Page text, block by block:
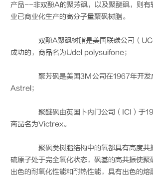
产品--非双酚A的聚芳砜，以及聚醚砜，则有
业已商业化生产的高分子量聚砜树脂。
双酚A聚砜树脂是美国联碳公司（
成功的，商品名为Udel polysuifone；
聚芳砜是美国3M公司在1967年开发
Astrel；
聚醚砜由英国卜内门公司（ICI）于
商品名为Victrex。
聚砜类树脂结构中的氧都具有高度共
硫原子处于完全氧化状态，砜基的高共振使聚
出色的耐氧化性能和耐热性能，具有出色的熔